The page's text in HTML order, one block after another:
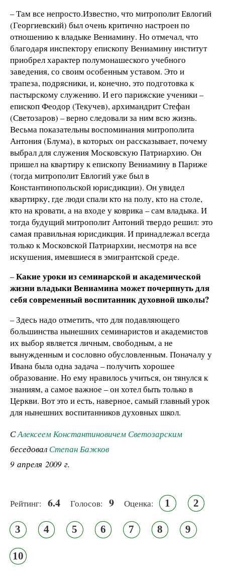
– Там все непросто.Известно, что митрополит Евлогий
(Георгиевский) был очень критично настроен по
отношению к владыке Вениамину. Но отмечал, что
благодаря инспектору епископу Вениамину институт
приобрел характер полумонашеского учебного
заведения, со своим особенным уставом. Это и
трапеза, подрясники, и, конечно, это подготовка к
пастырскому служению. И его парижские ученики –
епископ Феодор (Текучев), архимандрит Стефан
(Светозаров) – верно следовали за ним всю жизнь.
Весьма показательны воспоминания митрополита
Антония (Блума), в которых он рассказывает, почему
выбрал для служения Московскую Патриархию. Он
пришел на квартиру к епископу Вениамину в Париже
(тогда митрополит Евлогий уже был в
Константинопольской юрисдикции). Он увидел
квартирку, где люди спали кто на полу, кто на столе,
кто на кровати, а на входе у коврика – сам владыка. И
тогда будущий митрополит Антоний твердо решил: это
самая правильная юрисдикция. И принадлежал всегда
только к Московской Патриархии, несмотря на все
искушения, имевшиеся в эмигрантской среде.
–Какие уроки из семинарской и академической
жизни владыки Вениамина может почерпнуть для
себя современный воспитанник духовной школы?
– Здесь надо отметить, что для подавляющего
большинства нынешних семинаристов и академистов
их выбор является личным, свободным, а не
вынужденным и сословно обусловленным. Поначалу у
Ивана была одна задача – получить хорошее
образование. Но ему нравилось учиться, он тянулся к
знаниям, а самое важное – он хотел быть только в
Церкви. Вот это и есть, наверное, самый главный урок
для нынешних воспитанников духовных школ.
САлексеем Константиновичем Светозарским
беседовал Степан Бажков
9 апреля 2009 г.
Рейтинг: 6.4 Голосов: 9 Оценка: 1 2
3 4 5 6 7 8 9
10